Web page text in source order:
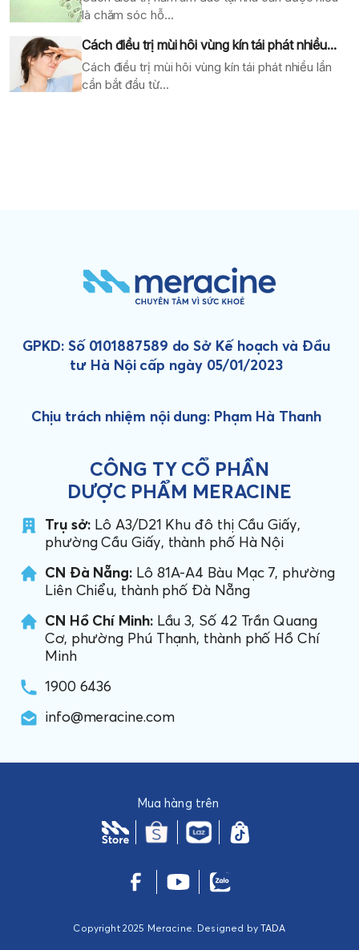
là chăm sóc hỗ...
Cách điều trị mùi hôi vùng kín tái phát nhiều...
Cách điều trị mùi hôi vùng kín tái phát nhiều lần
cần bắt đầu từ...
GPKD: Số 0101887589 do Sở Kế hoạch và Đầu
tư Hà Nội cấp ngày 05/01/2023
Chịu trách nhiệm nội dung: Phạm Hà Thanh
CÔNG TY CỔ PHẦN
DƯỢC PHẨM MERACINE
Trụ sở: Lô A3/D21 Khu đô thị Cầu Giấy,
phường Cầu Giấy, thành phố Hà Nội
CN Đà Nẵng: Lô 81A-A4 Bàu Mạc 7, phường
Liên Chiểu, thành phố Đà Nẵng
CN Hồ Chí Minh:Lầu 3, Số 42 Trần Quang
Cơ, phường Phú Thạnh, thành phố Hồ Chí
Minh
1900 6436
info@meracine.com
Copyright 2025 Meracine. Designed by TADA
Mua hàng trên